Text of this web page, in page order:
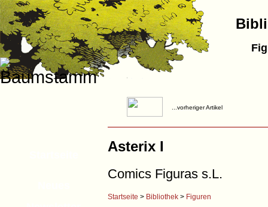
...vorheriger Artikel
Asterix I
Comics Figuras s.L.
Startseite > Bibliothek > Figuren